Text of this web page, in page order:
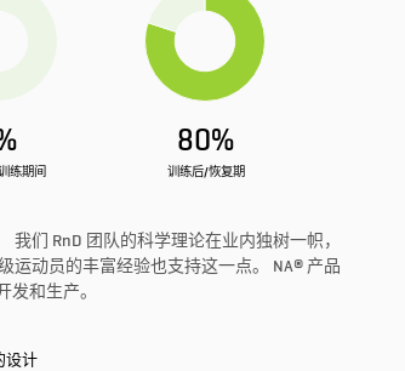
练期间
80%
训练后/恢复期
我们 RnD 团队的科学理论在业内独树一帜，
运动员的丰富经验也支持这一点。 NA® 产品
发和生产。
设计